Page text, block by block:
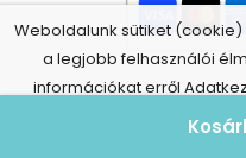
Weboldalunk sütiket
a legjobb felhasználói
információkat erről
Elállás